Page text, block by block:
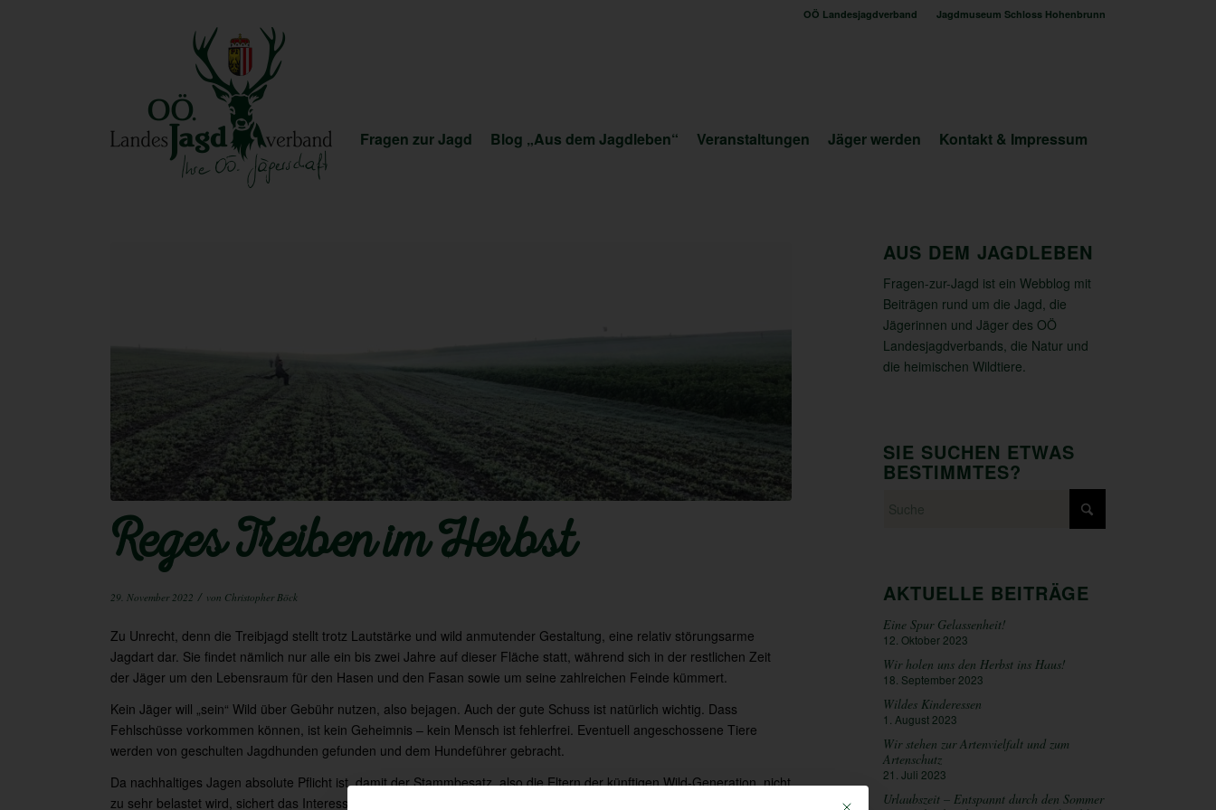
OÖ Landesjagdverband Jagdmuseum Schloss Hohenbrunn
Fragen zur Jagd Blog „Aus dem Jagdleben“ Veranstaltungen Jäger werden Kontakt & Impressum
Reges Treiben im Herbst
29. November 2022 / von Christopher Böck
Zu Unrecht, denn die Treibjagd stellt trotz Lautstärke und wild anmutender Gestaltung, eine relativ störungsarme
Jagdart dar. Sie findet nämlich nur alle ein bis zwei Jahre auf dieser Fläche statt, während sich in der restlichen Zeit
der Jäger um den Lebensraum für den Hasen und den Fasan sowie um seine zahlreichen Feinde kümmert.
Kein Jäger will „sein“ Wild über Gebühr nutzen, also bejagen. Auch der gute Schuss ist natürlich wichtig. Dass
Fehlschüsse vorkommen können, ist kein Geheimnis – kein Mensch ist fehlerfrei. Eventuell angeschossene Tiere
werden von geschulten Jagdhunden gefunden und dem Hundeführer gebracht.
Da nachhaltiges Jagen absolute Pflicht ist, damit der Stammbesatz, also die Eltern der künftigen Wild-Generation, nicht
zu sehr belastet wird, sichert das Interesse an der Jagd und am Wildtier den unterschiedlichsten Arten die
AUS DEM JAGDLEBEN
Fragen-zur-Jagd ist ein Webblog mit
Beiträgen rund um die Jagd, die
Jägerinnen und Jäger des OÖ
Landesjagdverbands, die Natur und
die heimischen Wildtiere.
SIE SUCHEN ETWAS
BESTIMMTES?
AKTUELLE BEITRÄGE
Eine Spur Gelassenheit!
12. Oktober 2023
Wir holen uns den Herbst ins Haus!
18. September 2023
Wildes Kinderessen
1. August 2023
Wir stehen zur Artenvielfalt und zum
Artenschutz
21. Juli 2023
Urlaubszeit – Entspannt durch den Sommer